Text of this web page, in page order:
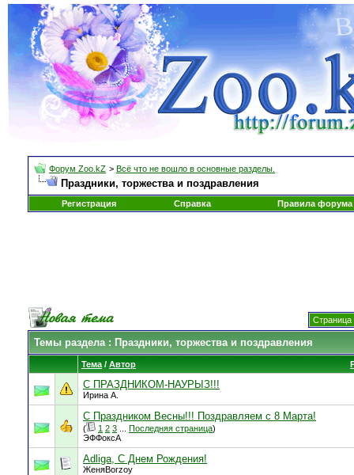
Форум Zoo.kZ > Всё что не вошло в основные разделы.
Праздники, торжества и поздравления
Регистрация Справка Правила форума
Страница
Темы раздела: Праздники, торжества и поздравления
Тема / Автор
С ПРАЗДНИКОМ-НАУРЫЗ!!!
Ирина А.
С Праздником Весны!!! Поздравляем с 8 Марта!
( 1 2 3 Последняя страница)
ЭФФоксА
Adliga, С Днем Рождения!
ЖеняBorzoy